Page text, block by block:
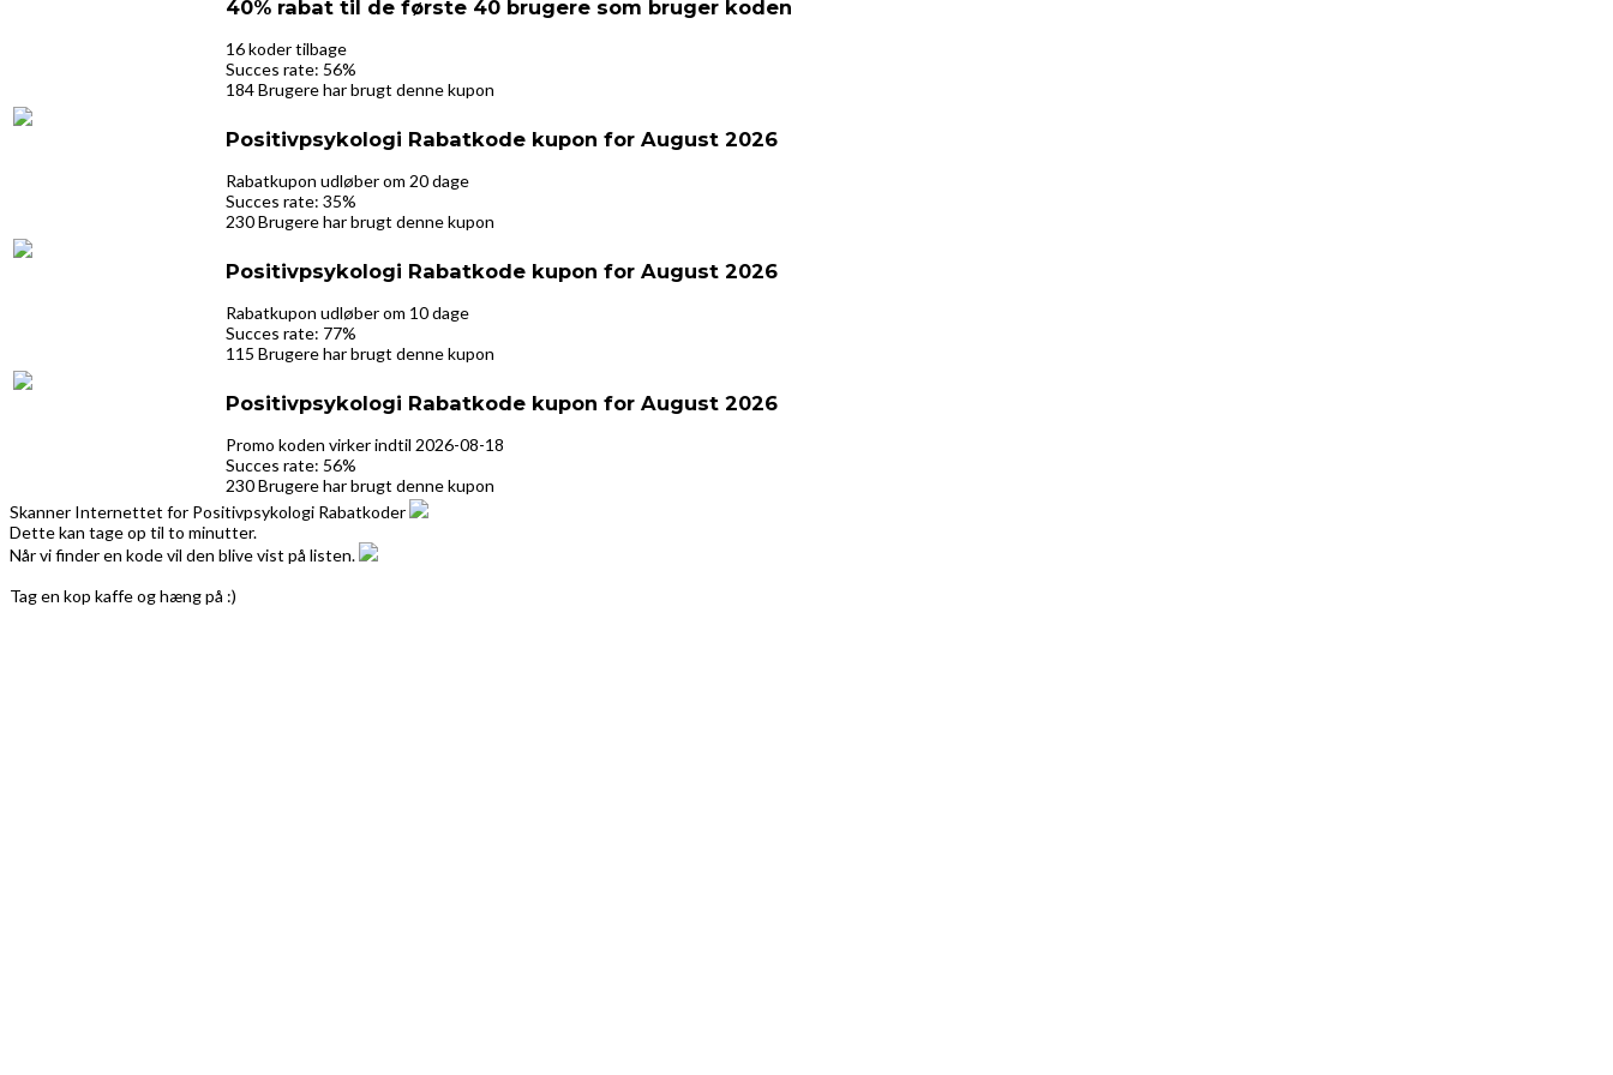
40% rabat til de første 40 brugere som bruger koden
16 koder tilbage
Succes rate: 56%
184 Brugere har brugt denne kupon
Positivpsykologi Rabatkode kupon for August 2026
Rabatkupon udløber om 20 dage
Succes rate: 35%
230 Brugere har brugt denne kupon
Positivpsykologi Rabatkode kupon for August 2026
Rabatkupon udløber om 10 dage
Succes rate: 77%
115 Brugere har brugt denne kupon
Positivpsykologi Rabatkode kupon for August 2026
Promo koden virker indtil 2026-08-18
Succes rate: 56%
230 Brugere har brugt denne kupon
Skanner Internettet for Positivpsykologi Rabatkoder
Dette kan tage op til to minutter.
Når vi finder en kode vil den blive vist på listen.
Tag en kop kaffe og hæng på :)